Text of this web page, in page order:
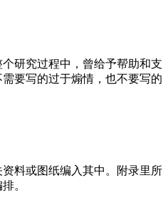
研究过程中，曾给予帮助和支
要写的过于煽情，也不要写的
料或图纸编入其中。附录里所
。